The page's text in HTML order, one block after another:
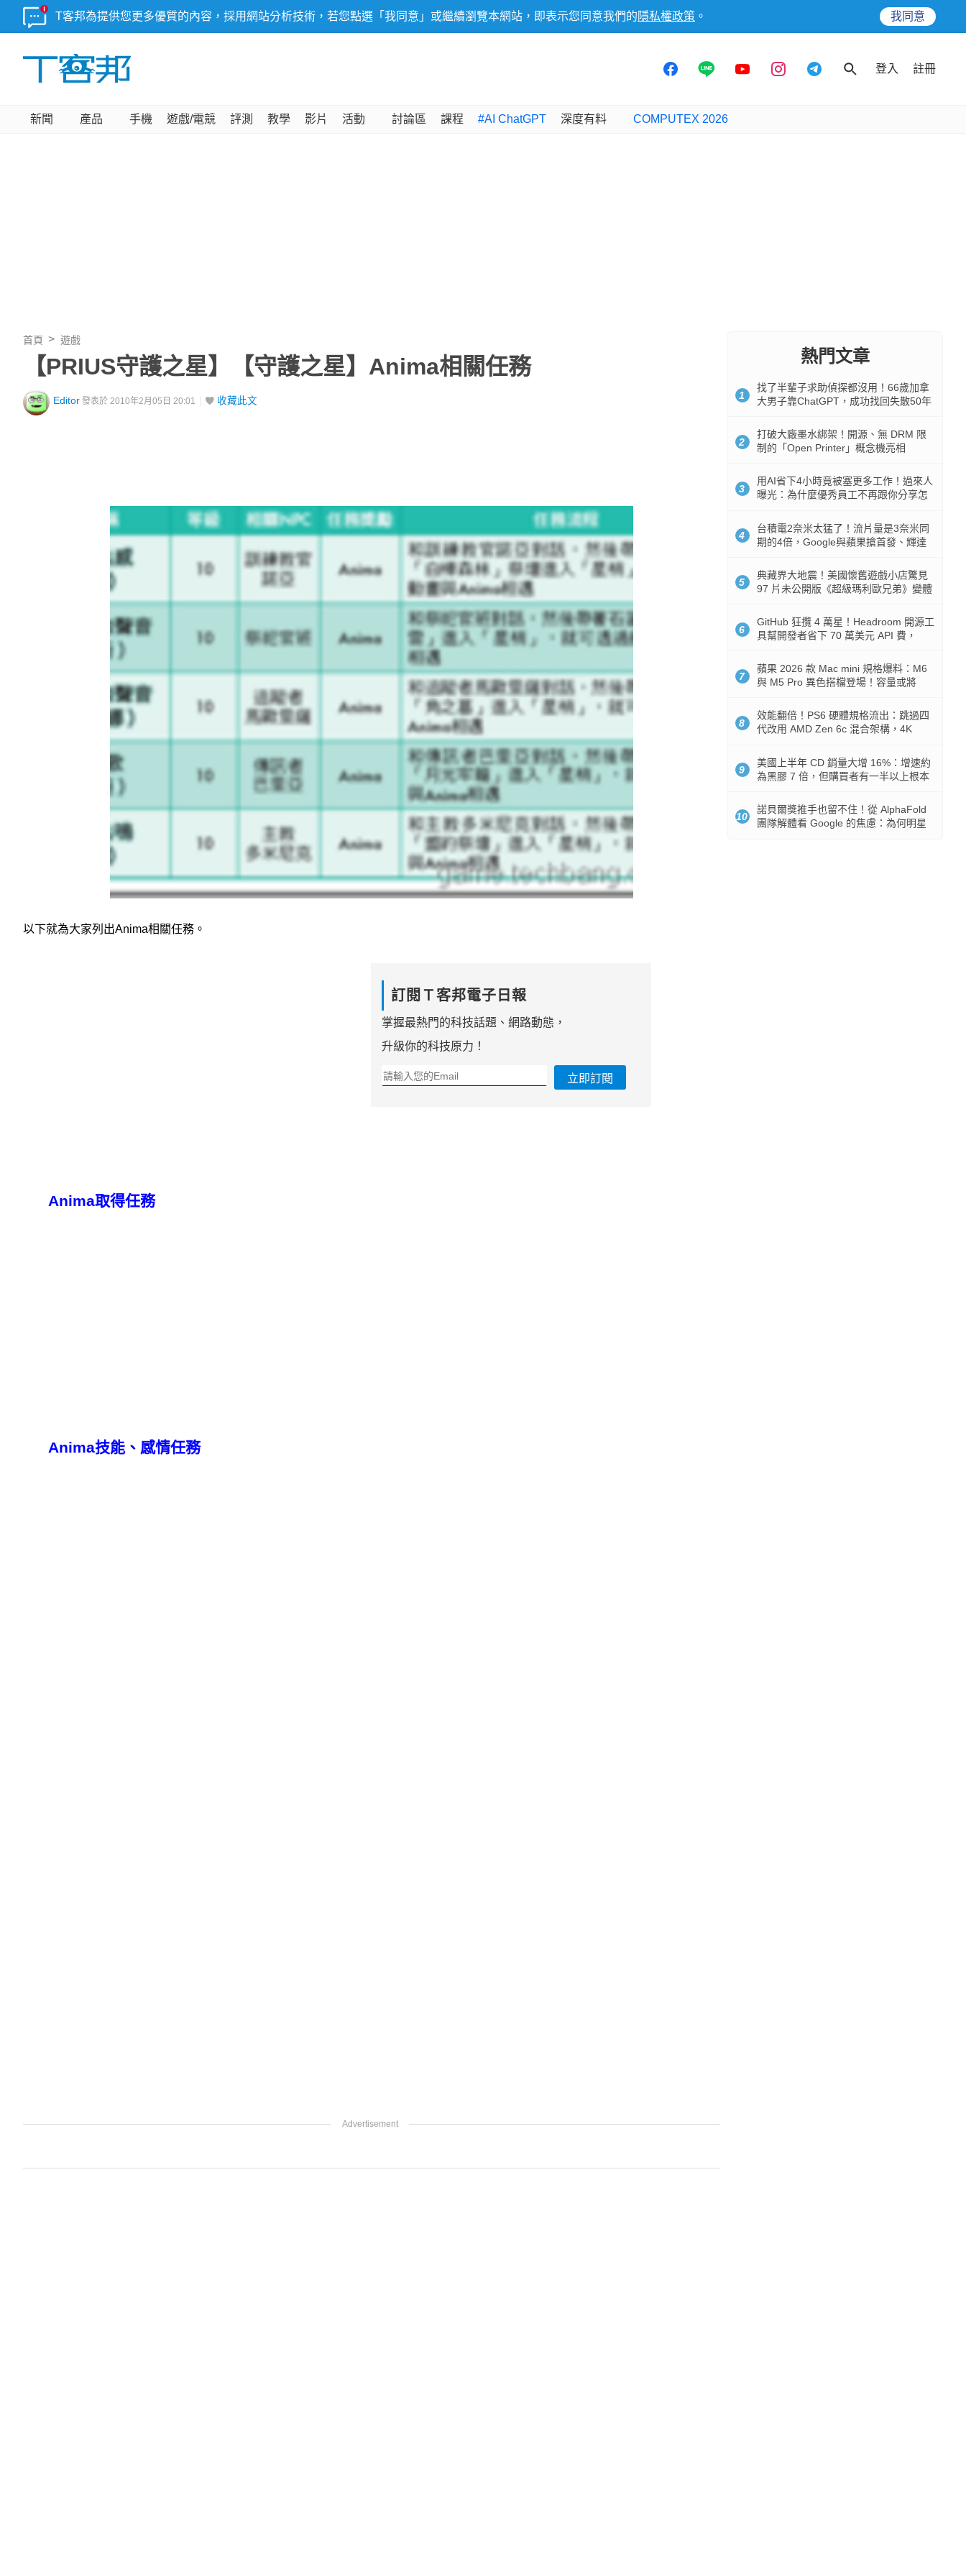
T客邦為提供您更多優質的內容，採用網站分析技術，若您點選「我同意」或繼續瀏覽本網站，即表示您同意我們的 隱私權政策 。 我同意
登入 註冊
新聞 產品 手機 遊戲/電競 評測 教學 影片 活動 討論區 課程 #AI ChatGPT 深度有料 COMPUTEX 2026
首頁 遊戲
【PRIUS守護之星】【守護之星】Anima相關任務
Editor 發表於 2010年2月05日 20:01 收藏此文
以下就為大家列出Anima相關任務。
訂閱Ｔ客邦電子日報
掌握最熱門的科技話題、網路動態，
升級你的科技原力！
立即訂閱
Anima取得任務
Anima技能、感情任務
熱門文章
1
找了半輩子求助偵探都沒用！66歲加拿
大男子靠ChatGPT，成功找回失散50年
2
打破大廠墨水綁架！開源、無 DRM 限
制的「Open Printer」概念機亮相
3
用AI省下4小時竟被塞更多工作！過來人
曝光：為什麼優秀員工不再跟你分享怎
4
台積電2奈米太猛了！流片量是3奈米同
期的4倍，Google與蘋果搶首發、輝達
5
典藏界大地震！美國懷舊遊戲小店驚見
97 片未公開版《超級瑪利歐兄弟》變體
6
GitHub 狂攬 4 萬星！Headroom 開源工
具幫開發者省下 70 萬美元 API 費，
7
蘋果 2026 款 Mac mini 規格爆料：M6
與 M5 Pro 異色搭檔登場！容量或將
8
效能翻倍！PS6 硬體規格流出：跳過四
代改用 AMD Zen 6c 混合架構，4K
9
美國上半年 CD 銷量大增 16%：增速約
為黑膠 7 倍，但購買者有一半以上根本
10
諾貝爾獎推手也留不住！從 AlphaFold
團隊解體看 Google 的焦慮：為何明星